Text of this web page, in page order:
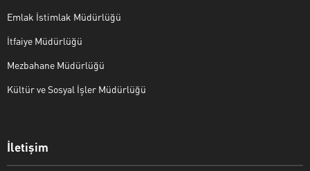
Emlak İstimlak Müdürlüğü
İtfaiye Müdürlüğü
Mezbahane Müdürlüğü
Kültür ve Sosyal İşler Müdürlüğü
İletişim